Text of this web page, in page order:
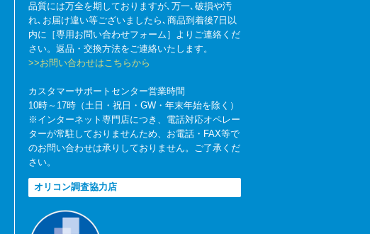
品質には万全を期しておりますが､万一､破損や汚
れ､お届け違い等ございましたら､商品到着後7日以
内に［専用お問い合わせフォーム］よりご連絡くだ
さい。返品・交換方法をご連絡いたします。
>>お問い合わせはこちらから
カスタマーサポートセンター営業時間
10時～17時（土日・祝日・GW・年末年始を除く）
※インターネット専門店につき、電話対応オペレー
ターが常駐しておりませんため、お電話・FAX等で
のお問い合わせは承りしておりません。ご了承くだ
さい。
オリコン調査協力店